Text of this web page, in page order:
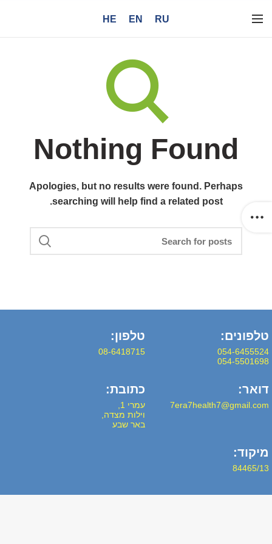
HE EN RU
Nothing Found
Apologies, but no results were found. Perhaps
searching will help find a related post.
טלפונים:
054-6455524
054-5501698
טלפון:
08-6418715
דואר:
7era7health7@gmail.com
כתובת:
עמרי 1,
וילות מצדה,
באר שבע
מיקוד:
84465/13